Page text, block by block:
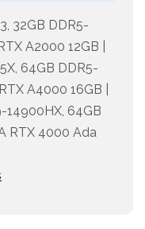
32GB DDR5-
A2000 12GB |
64GB DDR5-
A4000 16GB |
14900HX, 64GB
RTX 4000 Ada